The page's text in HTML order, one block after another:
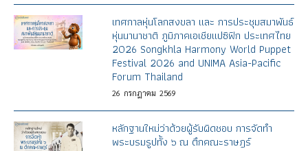
เทศกาลหุ่นโลกสงขลา และ การประชุมสมาพันธ์
หุ่นนานาชาติ ภูมิภาคเอเชียแปซิฟิก ประเทศไทย
2026 Songkhla Harmony World Puppet
Festival 2026 and UNIMA Asia-Pacific
Forum Thailand
26 กรกฎาคม 2569
หลักฐานใหม่ว่าด้วยผู้รับผิดชอบ การจัดทำ
พระบรมรูปทั้ง ๖ ณ ตึกคณะราษฎร์